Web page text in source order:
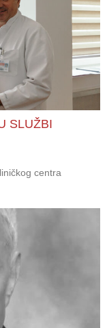
SLUŽBI
centra